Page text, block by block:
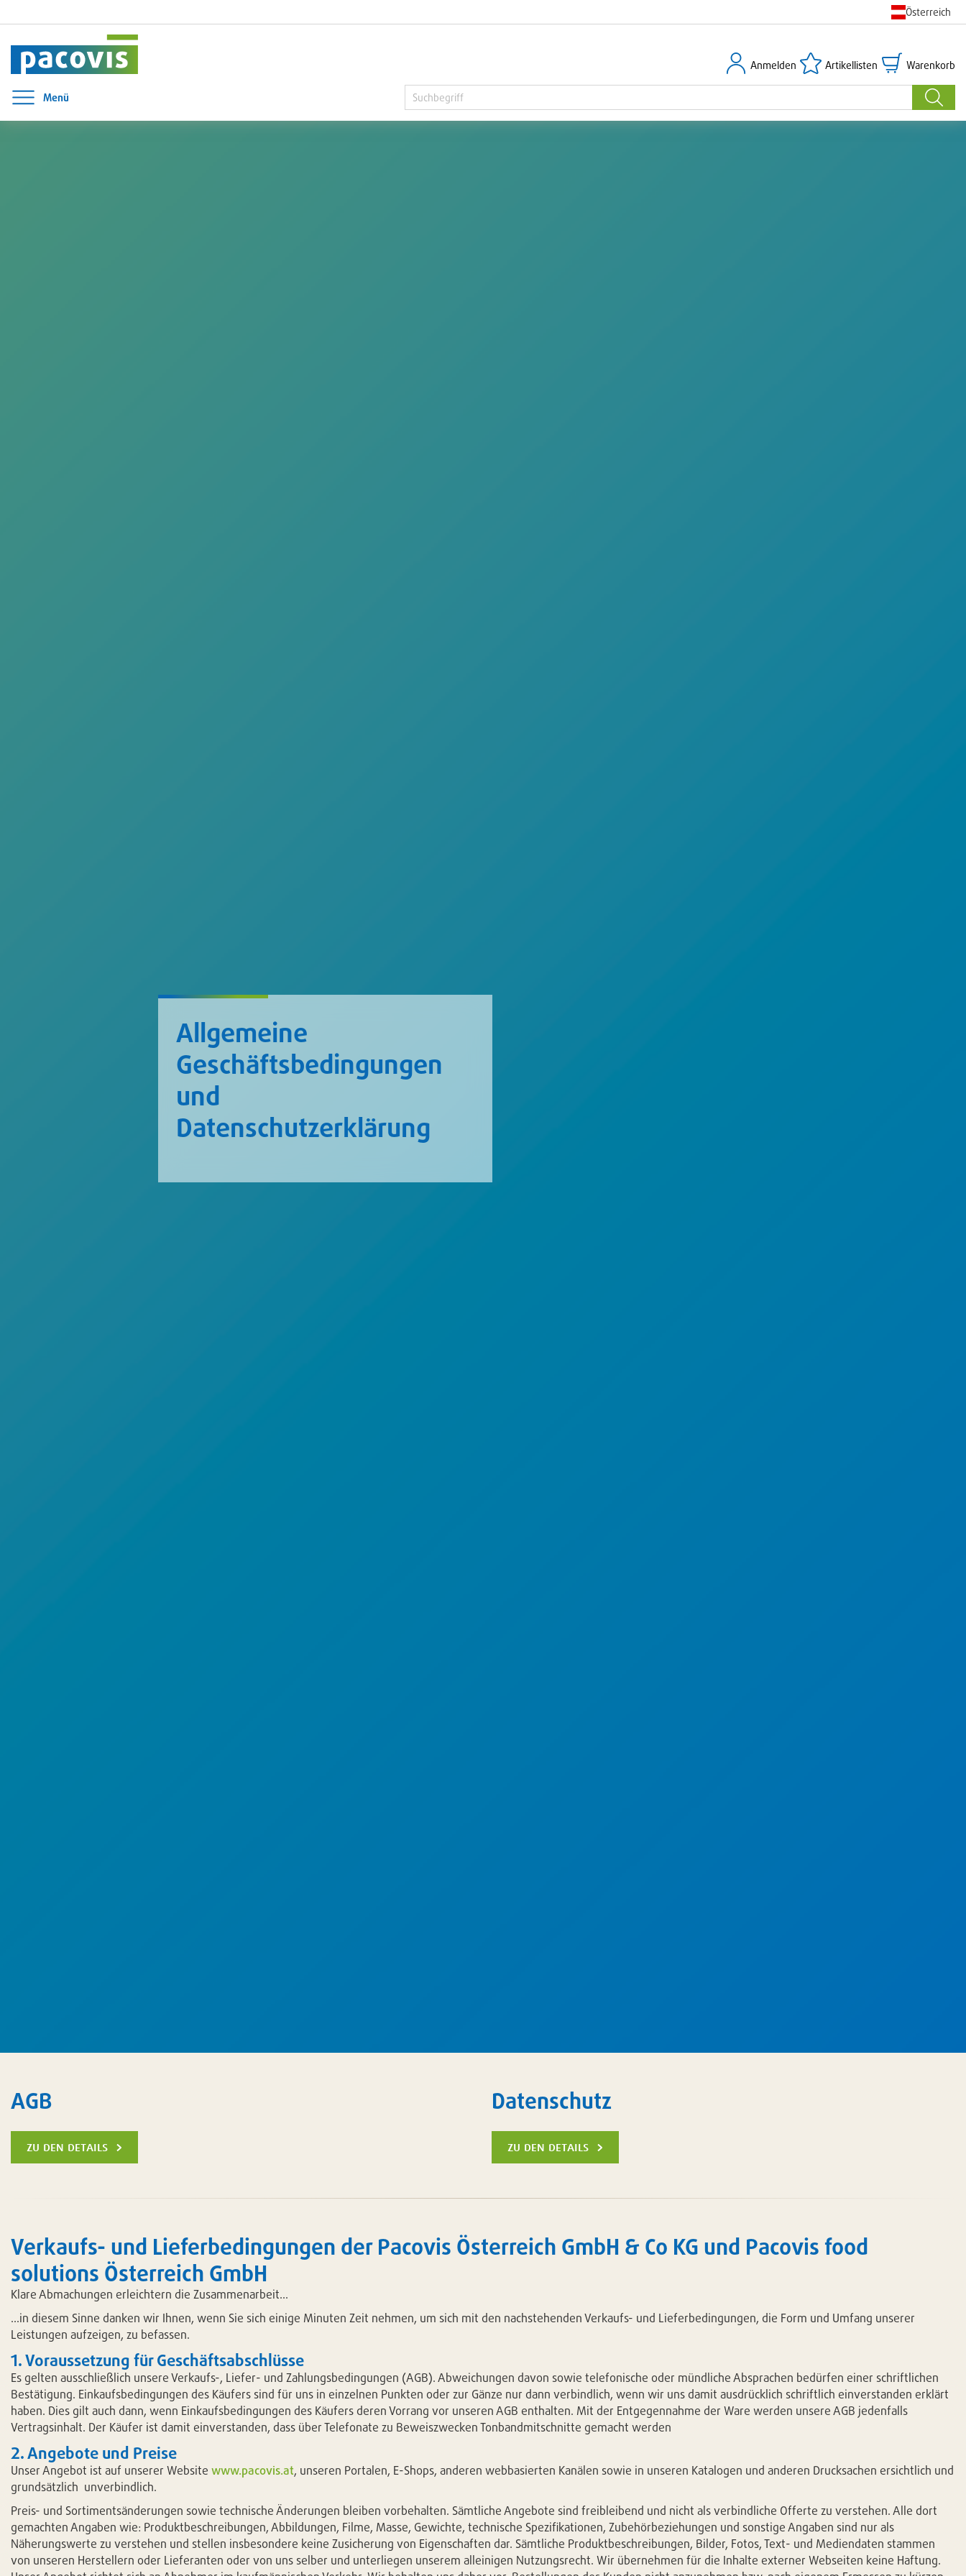
Österreich
Suche
Anmelden
Anmelden Artikellisten
Artikellisten Warenkorb
Warenkorb
Menü
Menü öffnen
Allgemeine
Geschäftsbedingungen
und
Datenschutzerklärung
AGB
zu den details
Datenschutz
zu den details
Verkaufs- und Lieferbedingungen der Pacovis Österreich GmbH & Co KG und Pacovis food
solutions Österreich GmbH
Klare Abmachungen erleichtern die Zusammenarbeit...
...in diesem Sinne danken wir Ihnen, wenn Sie sich einige Minuten Zeit nehmen, um sich mit den nachstehenden Verkaufs- und Lieferbedingungen, die Form und Umfang unserer
Leistungen aufzeigen, zu befassen.
1. Voraussetzung für Geschäftsabschlüsse
Es gelten ausschließlich unsere Verkaufs-, Liefer- und Zahlungsbedingungen (AGB). Abweichungen davon sowie telefonische oder mündliche Absprachen bedürfen einer schriftlichen
Bestätigung. Einkaufsbedingungen des Käufers sind für uns in einzelnen Punkten oder zur Gänze nur dann verbindlich, wenn wir uns damit ausdrücklich schriftlich einverstanden erklärt
haben. Dies gilt auch dann, wenn Einkaufsbedingungen des Käufers deren Vorrang vor unseren AGB enthalten. Mit der Entgegennahme der Ware werden unsere AGB jedenfalls
Vertragsinhalt. Der Käufer ist damit einverstanden, dass über Telefonate zu Beweiszwecken Tonbandmitschnitte gemacht werden
2. Angebote und Preise
Unser Angebot ist auf unserer Website www.pacovis.at, unseren Portalen, E-Shops, anderen webbasierten Kanälen sowie in unseren Katalogen und anderen Drucksachen ersichtlich und
grundsätzlich unverbindlich.
Preis- und Sortimentsänderungen sowie technische Änderungen bleiben vorbehalten. Sämtliche Angebote sind freibleibend und nicht als verbindliche Offerte zu verstehen. Alle dort
gemachten Angaben wie: Produktbeschreibungen, Abbildungen, Filme, Masse, Gewichte, technische Spezifikationen, Zubehörbeziehungen und sonstige Angaben sind nur als
Näherungswerte zu verstehen und stellen insbesondere keine Zusicherung von Eigenschaften dar. Sämtliche Produktbeschreibungen, Bilder, Fotos, Text- und Mediendaten stammen
von unseren Herstellern oder Lieferanten oder von uns selber und unterliegen unserem alleinigen Nutzungsrecht. Wir übernehmen für die Inhalte externer Webseiten keine Haftung.